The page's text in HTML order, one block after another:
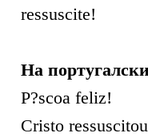
ressuscite!
На
P?scoa feliz!
Cristo